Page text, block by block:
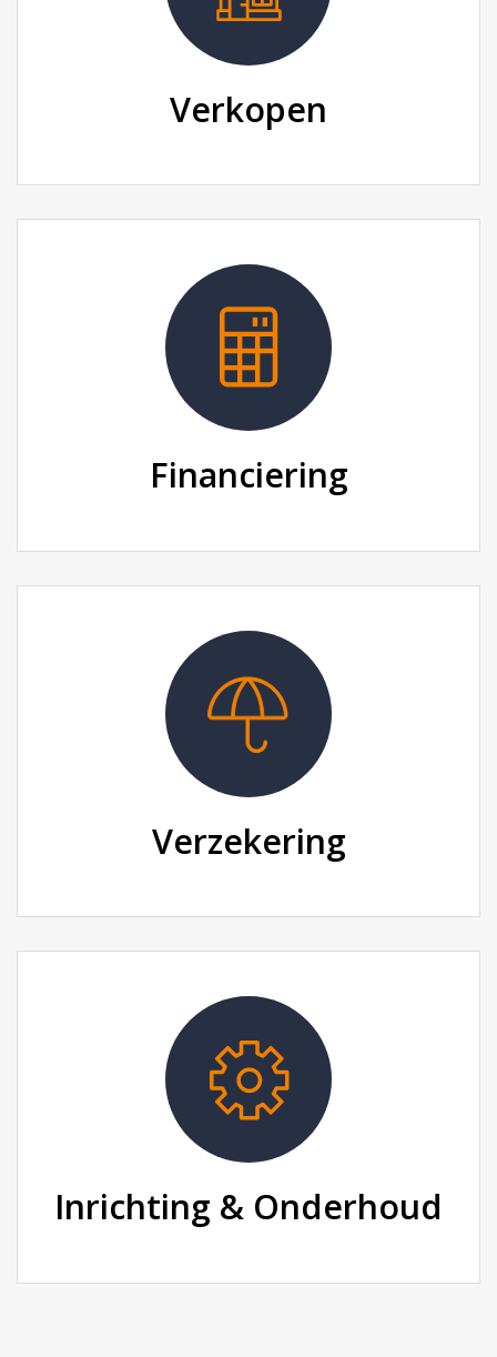
Verkopen
Financiering
Verzekering
Inrichting & Onderhoud